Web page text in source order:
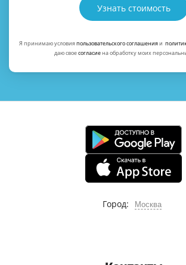
Узнать стоимость
Я принимаю условияпользовательского соглашенияи
даю своесогласиена обработку моих
Город: Москва